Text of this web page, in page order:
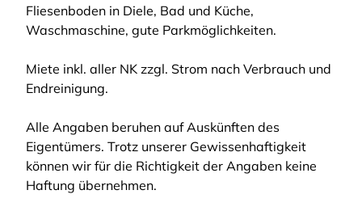
Fliesenboden in Diele, Bad und Küche,
Waschmaschine, gute Parkmöglichkeiten.
Miete inkl. aller NK zzgl. Strom nach Verbrauch und
Endreinigung.
Alle Angaben beruhen auf Auskünften des
Eigentümers. Trotz unserer Gewissenhaftigkeit
können wir für die Richtigkeit der Angaben keine
Haftung übernehmen.